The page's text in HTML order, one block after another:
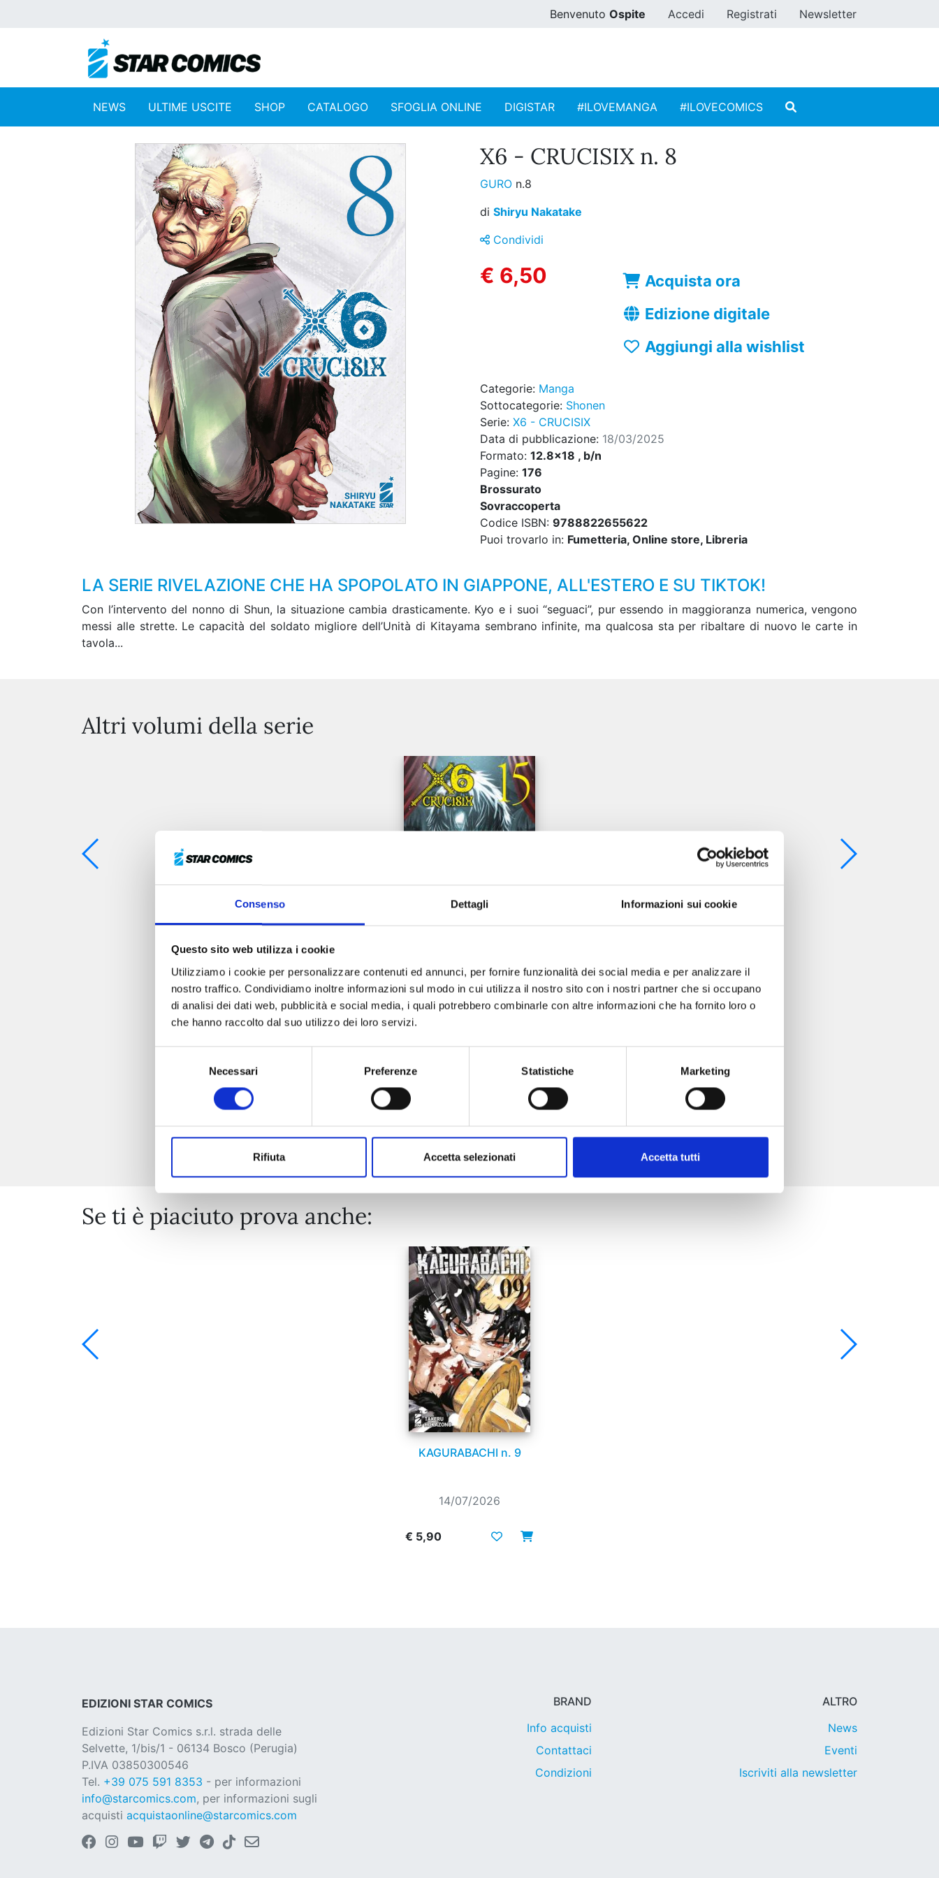
Consenso Dettagli Informazioni sui cookie
Questo sito web utilizza i cookie
Utilizziamo i cookie per personalizzare contenuti ed annunci, per fornire funzionalità dei social media e per analizzare il
nostro traffico. Condividiamo inoltre informazioni sul modo in cui utilizza il nostro sito con i nostri partner che si occupano
di analisi dei dati web, pubblicità e social media, i quali potrebbero combinarle con altre informazioni che ha fornito loro o
che hanno raccolto dal suo utilizzo dei loro servizi.
Necessari Preferenze Statistiche Marketing
Rifiuta Accetta selezionati Accetta tutti
Benvenuto Ospite Accedi Registrati Newsletter
NEWS ULTIME USCITE SHOP CATALOGO SFOGLIA ONLINE DIGISTAR #ILOVEMANGA #ILOVECOMICS
X6 - CRUCISIX n. 8
GURO n.8
di Shiryu Nakatake
Condividi
€ 6,50
Acquista ora
Edizione digitale
Aggiungi alla wishlist
Categorie: Manga
Sottocategorie: Shonen
Serie: X6 - CRUCISIX
Data di pubblicazione: 18/03/2025
Formato: 12.8x18 , b/n
Pagine: 176
Brossurato
Sovraccoperta
Codice ISBN: 9788822655622
Puoi trovarlo in: Fumetteria, Online store, Libreria
LA SERIE RIVELAZIONE CHE HA SPOPOLATO IN GIAPPONE, ALL'ESTERO E SU TIKTOK!
Con l’intervento del nonno di Shun, la situazione cambia drasticamente. Kyo e i suoi “seguaci”, pur essendo in maggioranza numerica, vengono
messi alle strette. Le capacità del soldato migliore dell’Unità di Kitayama sembrano infinite, ma qualcosa sta per ribaltare di nuovo le carte in
tavola...
Altri volumi della serie
22/09/2026
€ 6,90
Mostra tutto
Se ti è piaciuto prova anche:
KAGURABACHI n. 9
14/07/2026
€ 5,90
EDIZIONI STAR COMICS
Edizioni Star Comics s.r.l. strada delle
Selvette, 1/bis/1 - 06134 Bosco (Perugia)
P.IVA 03850300546
Tel. +39 075 591 8353 - per informazioni
info@starcomics.com, per informazioni sugli
acquisti acquistaonline@starcomics.com
BRAND
Info acquisti
Contattaci
Condizioni
ALTRO
News
Eventi
Iscriviti alla newsletter